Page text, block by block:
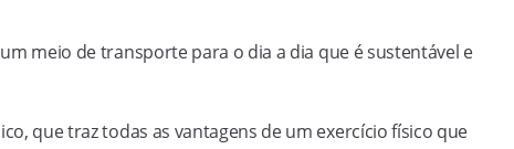
meio de transporte para o dia a dia que é sustentável e
que traz todas as vantagens de um exercício físico que